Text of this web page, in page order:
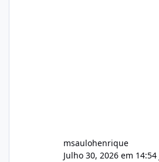
msaulohenrique
Julho 30, 2026 em 14:54